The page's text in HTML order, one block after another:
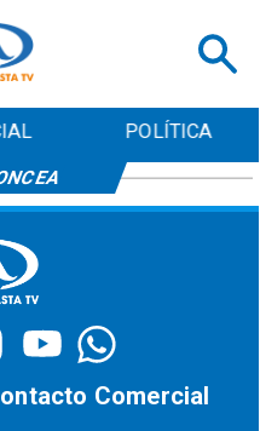
POLÍTICA
Comercial